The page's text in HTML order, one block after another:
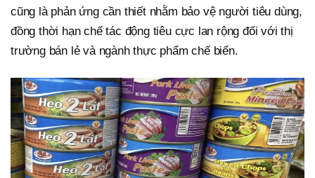
cũng là phản ứng cần thiết nhằm bảo vệ người tiêu dùng,
đồng thời hạn chế tác động tiêu cực lan rộng đối với thị
trường bán lẻ và ngành thực phẩm chế biến.